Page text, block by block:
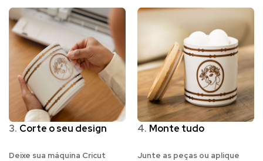
3. Corte o seu design
Deixe sua máquina Cricut
4. Monte tudo
Junte as peças ou aplique